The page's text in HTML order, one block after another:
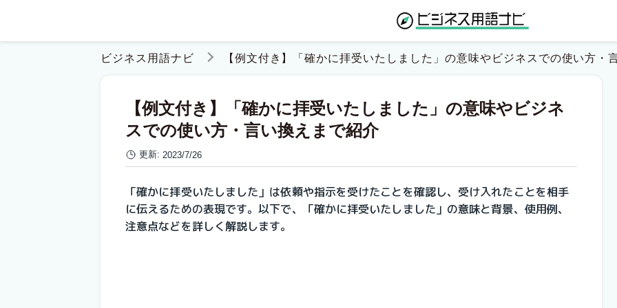
ビジネス用語ナビ 【例文付き】「確かに拝受いたしました」の意味やビジネスでの使い方・
【例文付き】「確かに拝受いたしました」の意味やビジネ
スでの使い方・言い換えまで紹介
更新: 2023/7/26
「確かに拝受いたしました」は依頼や指示を受けたことを確認し、受け入れたことを相手
に伝えるための表現です。以下で、「確かに拝受いたしました」の意味と背景、使用例、
注意点などを詳しく解説します。